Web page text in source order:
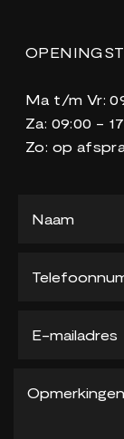
Ma t/m Vr:
Za: 09:00 -
Zo: op